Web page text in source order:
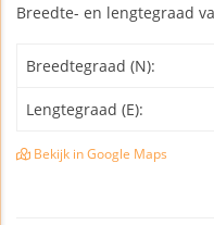
Breedte- en lengtegraad
Breedtegraad (N):
Lengtegraad (E):
Bekijk in Google Maps